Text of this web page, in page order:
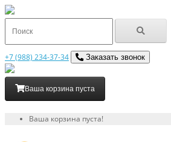
+7 (988) 234-37-34 Заказать звонок
Ваша корзина пуста
Ваша корзина пуста!